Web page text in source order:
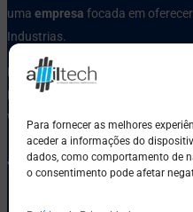
Para fornecer as melhores
aceder a informações do
dados, como comportamento de
o consentimento pode afetar
uma empresa focada em
Industrias.
Rua Quarenta e Dois, Nº 380,
Phone: (31) 3353-5070
WhatsApp: (31) 99520-9744